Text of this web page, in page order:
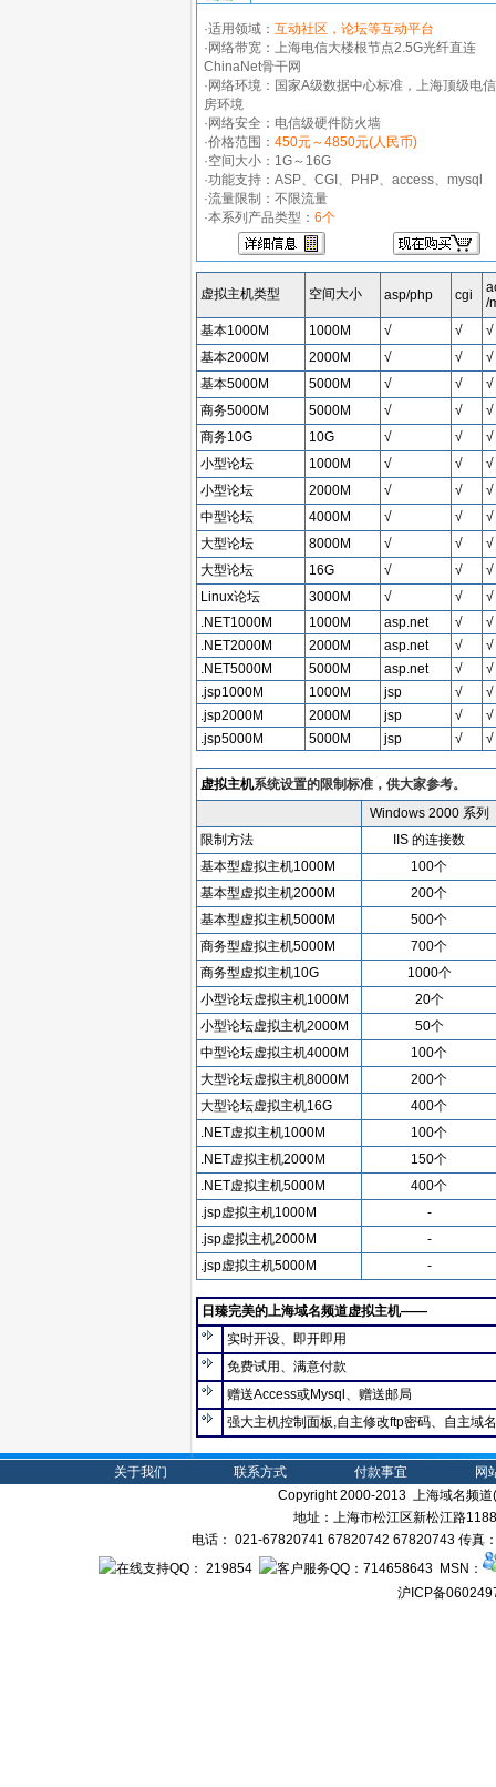
·适用领域： 互动社区，论坛等互动平台
·网络带宽：上海电信大楼根节点2.5G光纤直连
ChinaNet骨干网
·网络环境：国家A级数据中心标准，上海顶级电
房环境
·网络安全：电信级硬件防火墙
·价格范围： 450元～4850元(人民币)
·空间大小：1G～16G
·功能支持：ASP、CGI、PHP、access、mysql
·流量限制：不限流量
·本系列产品类型： 6个
虚拟主机类型 空间大小 asp/php cgi
/
基本1000M
1000M √ √
√
基本2000M
2000M √ √
√
基本5000M
5000M √ √
√
商务5000M
5000M √ √
√
商务10G
10G √ √
√
小型论坛
1000M √ √
√
小型论坛
2000M √ √
√
中型论坛
4000M √ √
√
大型论坛
8000M √ √
√
大型论坛
16G √ √
√
Linux论坛
3000M √ √
√
.NET1000M
1000M asp.net √
√
.NET2000M
2000M asp.net √
√
.NET5000M
5000M asp.net √
√
.jsp1000M
1000M jsp √
√
.jsp2000M
2000M jsp √
√
.jsp5000M
5000M jsp √ √
虚拟主机系统设置的限制标准，供大家参考。
Windows 2000 系列
限制方法
IIS 的连接数
基本型虚拟主机1000M
100个
基本型虚拟主机2000M
200个
基本型虚拟主机5000M
500个
商务型虚拟主机5000M
700个
商务型虚拟主机10G
1000个
小型论坛虚拟主机1000M
20个
小型论坛虚拟主机2000M
50个
中型论坛虚拟主机4000M
100个
大型论坛虚拟主机8000M
200个
大型论坛虚拟主机16G
400个
.NET虚拟主机1000M
100个
.NET虚拟主机2000M
150个
.NET虚拟主机5000M
400个
.jsp虚拟主机1000M
-
.jsp虚拟主机2000M
-
.jsp虚拟主机5000M
-
日臻完美的上海域名频道虚拟主机――
实时开设、即开即用
免费试用、满意付款
赠送Access或Mysql、赠送邮局
强大主机控制面板,自主修改ftp密码、自主域
关于我们 联系方式 付款事宜
网
Copyright 2000-2013 上海域名频
地址：上海市松江区新松江路
电话： 021-67820741 67820742 67820743 传真
： 219854
：714658643 MSN：
沪ICP备